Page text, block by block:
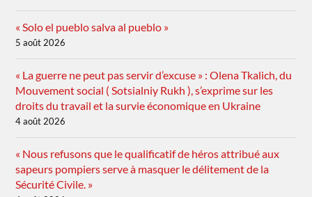
« Solo el pueblo salva al pueblo »
5 août 2026
« La guerre ne peut pas servir d’excuse » : Olena Tkalich, du
Mouvement social ( Sotsialniy Rukh ), s’exprime sur les
droits du travail et la survie économique en Ukraine
4 août 2026
« Nous refusons que le qualificatif de héros attribué aux
sapeurs pompiers serve à masquer le délitement de la
Sécurité Civile. »